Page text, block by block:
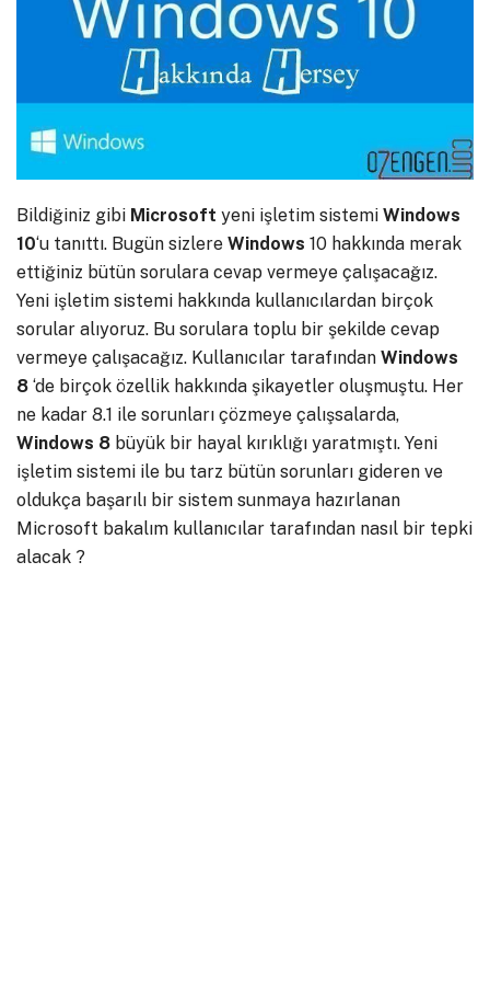
Bildiğiniz gibi Microsoft yeni işletim sistemi Windows
10‘u tanıttı. Bugün sizlere Windows 10 hakkında merak
ettiğiniz bütün sorulara cevap vermeye çalışacağız.
Yeni işletim sistemi hakkında kullanıcılardan birçok
sorular alıyoruz. Bu sorulara toplu bir şekilde cevap
vermeye çalışacağız. Kullanıcılar tarafından Windows
8 ‘de birçok özellik hakkında şikayetler oluşmuştu. Her
ne kadar 8.1 ile sorunları çözmeye çalışsalarda,
Windows 8 büyük bir hayal kırıklığı yaratmıştı. Yeni
işletim sistemi ile bu tarz bütün sorunları gideren ve
oldukça başarılı bir sistem sunmaya hazırlanan
Microsoft bakalım kullanıcılar tarafından nasıl bir tepki
alacak ?